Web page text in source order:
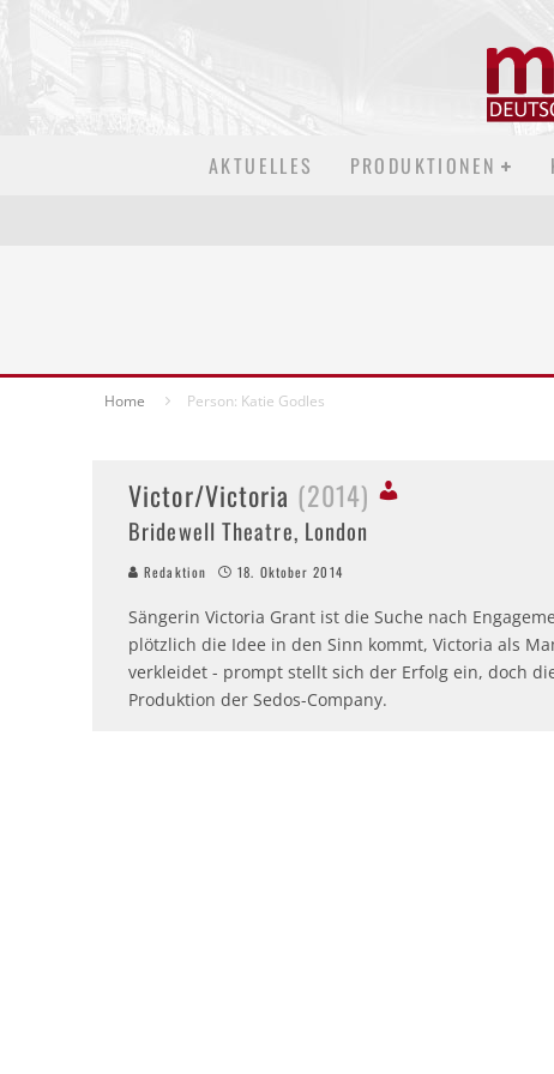
AKTUELLES PRODUKTIONEN
Home Person: Katie Godles
Victor/Victoria (2014)
Bridewell Theatre, London
Redaktion 18. Oktober 2014
Sängerin Victoria Grant ist die Suche nach
plötzlich die Idee in den Sinn kommt, Victoria als
verkleidet - prompt stellt sich der Erfolg ein, doch
Produktion der Sedos-Company.